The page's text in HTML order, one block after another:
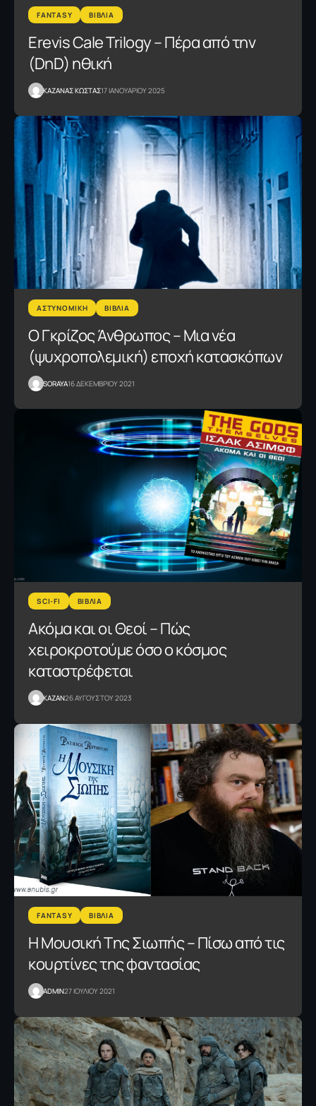
FANTASY ΒΙΒΛΙΑ
Erevis Cale Trilogy – Πέρα από την
(DnD) ηθική
ΚΑΖΑΝΑΣ KΩΣΤΑΣ17 ΙΑΝΟΥΑΡΙΟΥ 2025
ΑΣΤΥΝΟΜΙΚΗ ΒΙΒΛΙΑ
Ο Γκρίζος Άνθρωπος – Μια νέα
(ψυχροπολεμική) εποχή κατασκόπων
SORAYA16 ΔΕΚΕΜΒΡΙΟΥ 2021
SCI-FI ΒΙΒΛΙΑ
Ακόμα και οι Θεοί – Πώς
χειροκροτούμε όσο ο κόσμος
καταστρέφεται
KAZAN26 ΑΥΓΟΥΣΤΟΥ 2023
FANTASY ΒΙΒΛΙΑ
Η Mουσική Tης Σιωπής – Πίσω από τις
κουρτίνες της φαντασίας
ADMIN27 ΙΟΥΛΙΟΥ 2021